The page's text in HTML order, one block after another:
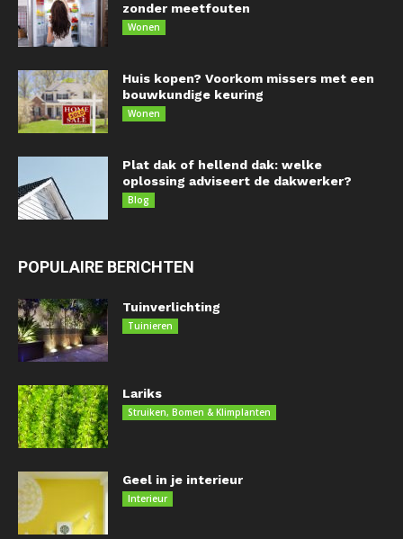
zonder meetfouten
Wonen
Huis kopen? Voorkom missers met een
bouwkundige keuring
Wonen
Plat dak of hellend dak: welke
oplossing adviseert de dakwerker?
Blog
POPULAIRE BERICHTEN
Tuinverlichting
Tuinieren
Lariks
Struiken, Bomen & Klimplanten
Geel in je interieur
Interieur